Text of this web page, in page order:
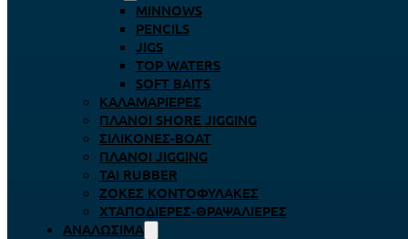
MINNOWS
PENCILS
JIGS
TOP WATERS
SOFT BAITS
ΚΑΛΑΜΑΡΙΈΡΕΣ
ΠΛΆΝΟΙ SHORE JIGGING
ΣΙΛΙΚΌΝΕΣ-BOAT
ΠΛΆΝΟΙ JIGGING
TAI RUBBER
ΖΌΚΕΣ ΚΟΝΤΟΦΎΛΑΚΕΣ
ΧΤΑΠΟΔΙΈΡΕΣ-ΘΡΑΨΑΛΙΈΡΕΣ
ΑΝΑΛΏΣΙΜΑ